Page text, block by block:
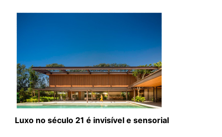
Luxo no século 21 é invisível e sensorial